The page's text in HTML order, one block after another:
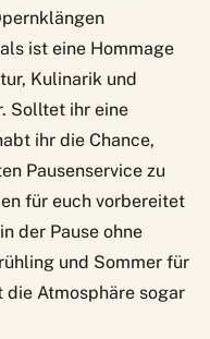
ist eine Hommage
Kulinarik und
Solltet ihr eine
ihr die Chance,
Pausenservice zu
für euch vorbereitet
der Pause ohne
und Sommer für
Atmosphäre sogar